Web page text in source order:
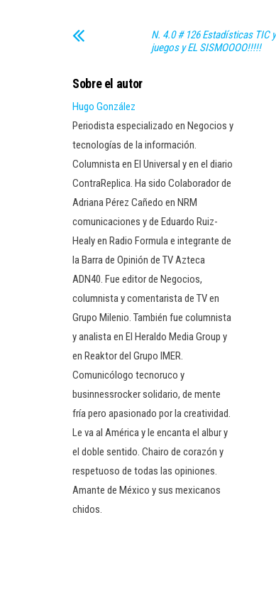
N. 4.0 # 126 Estadísticas TIC y
juegos y EL SISMOOOO!!!!!
Sobre el autor
Hugo González
Periodista especializado en Negocios y
tecnologías de la información.
Columnista en El Universal y en el diario
ContraReplica. Ha sido Colaborador de
Adriana Pérez Cañedo en NRM
comunicaciones y de Eduardo Ruiz-
Healy en Radio Formula e integrante de
la Barra de Opinión de TV Azteca
ADN40. Fue editor de Negocios,
columnista y comentarista de TV en
Grupo Milenio. También fue columnista
y analista en El Heraldo Media Group y
en Reaktor del Grupo IMER.
Comunicólogo tecnoruco y
businnessrocker solidario, de mente
fría pero apasionado por la creatividad.
Le va al América y le encanta el albur y
el doble sentido. Chairo de corazón y
respetuoso de todas las opiniones.
Amante de México y sus mexicanos
chidos.